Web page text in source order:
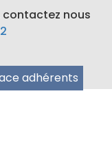
contactez nous
adhérents